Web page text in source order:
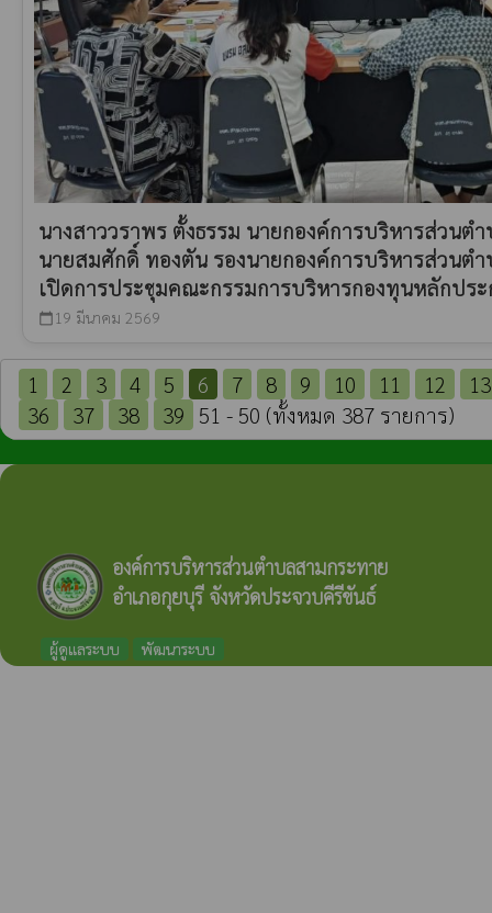
นางสาววราพร ตั้งธรรม นายกองค์การบริหารส่วน
นายสมศักดิ์ ทองตัน รองนายกองค์การบริหารส่วนต
เปิดการประชุมคณะกรรมการบริหารกองทุนหลักปร
calendar_today 19 มีนาคม 2569
1 2 3 4 5 6 7 8 9 10 11 12
13
36
37 38 39 51 - 50 (ทั้งหมด 387 รายการ)
องค์การบริหารส่วนตำบลสามกระทาย
อำเภอกุยบุรี จังหวัดประจวบคีรีขันธ์
ผู้ดูแลระบบ พัฒนาระบบ